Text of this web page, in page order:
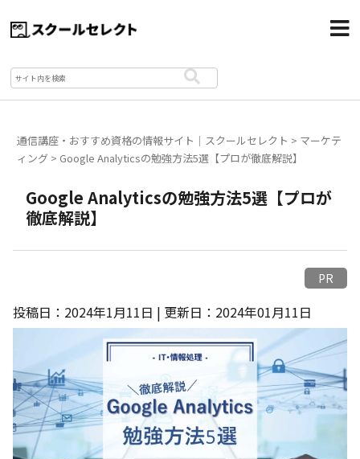
通信講座・おすすめ資格の情報サイト｜スクールセレクト > マーケテ
ィング > Google Analyticsの勉強方法5選【プロが徹底解説】
Google Analyticsの勉強方法5選【プロが
徹底解説】
PR
投稿日：2024年1月11日 | 更新日：2024年01月11日